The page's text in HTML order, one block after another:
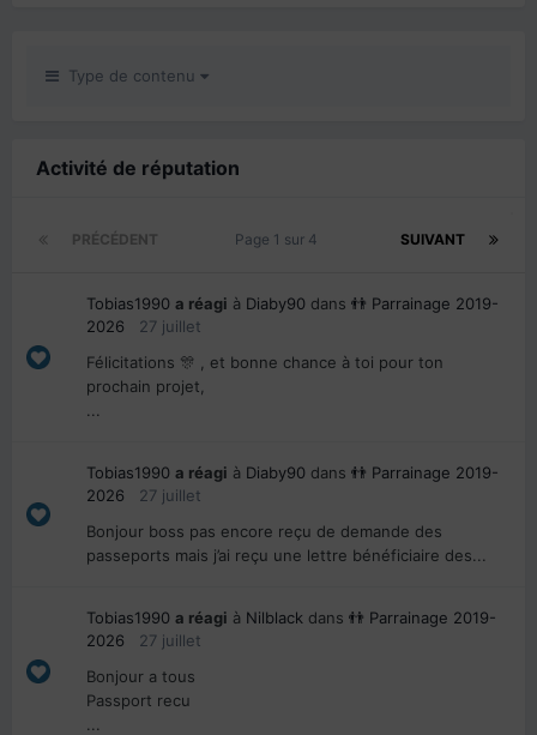
Type de contenu
Activité de réputation
PRÉCÉDENT SUIVANT
Page 1 sur 4
Tobias1990 a réagi à Diaby90 dans 👬 Parrainage 2019-
2026
27 juillet
Félicitations 🎊 , et bonne chance à toi pour ton
prochain projet,
...
Tobias1990 a réagi à Diaby90 dans 👬 Parrainage 2019-
2026
27 juillet
Bonjour boss pas encore reçu de demande des
passeports mais j’ai reçu une lettre bénéficiaire des...
Tobias1990 a réagi à Nilblack dans 👬 Parrainage 2019-
2026
27 juillet
Bonjour a tous
Passport recu
...